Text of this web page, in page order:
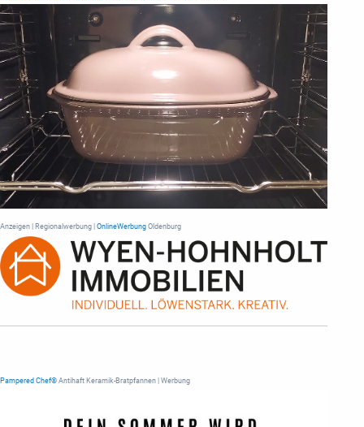
Anzeigen | Regionalwerbung | OnlineWerbung Oldenburg
Pampered Chef® Antihaft Keramik-Bratpfannen | Werbung